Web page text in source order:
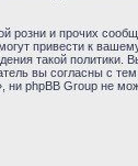
розни и прочих
привести к
такой политики.
вы согласны с
phpBB Group не